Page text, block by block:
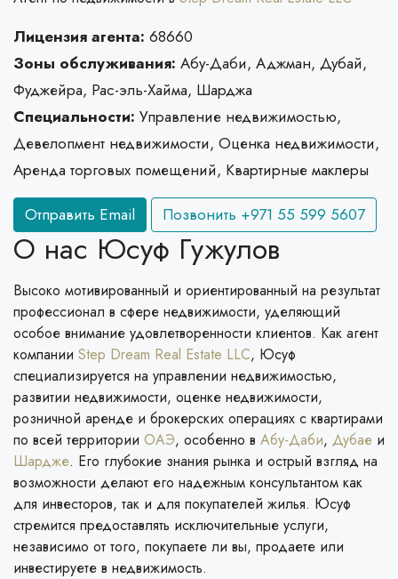
Лицензия агента: 68660
Зоны обслуживания: Абу-Даби, Аджман, Дубай,
Фуджейра, Рас-эль-Хайма, Шарджа
Специальности: Управление недвижимостью,
Девелопмент недвижимости, Оценка недвижимости,
Аренда торговых помещений, Квартирные маклеры
Отправить Email Позвонить +971 55 599 5607
О нас Юсуф Гужулов
Высоко мотивированный и ориентированный на результат
профессионал в сфере недвижимости, уделяющий
особое внимание удовлетворенности клиентов. Как агент
компании Step Dream Real Estate LLC, Юсуф
специализируется на управлении недвижимостью,
развитии недвижимости, оценке недвижимости,
розничной аренде и брокерских операциях с квартирами
по всей территории ОАЭ, особенно в Абу-Даби, Дубае и
Шардже. Его глубокие знания рынка и острый взгляд на
возможности делают его надежным консультантом как
для инвесторов, так и для покупателей жилья. Юсуф
стремится предоставлять исключительные услуги,
независимо от того, покупаете ли вы, продаете или
инвестируете в недвижимость.